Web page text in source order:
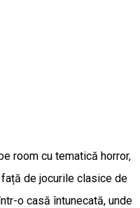
room cu tematică horror,
de jocurile clasice de
o casă întunecată, unde